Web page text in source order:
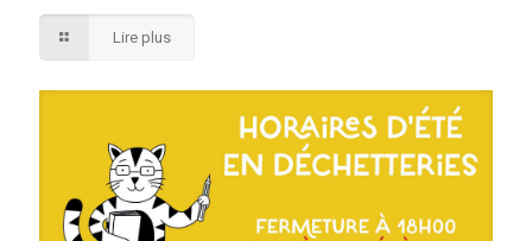
Lire plus